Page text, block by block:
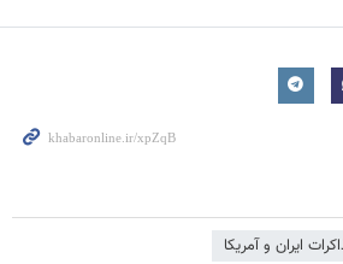
ایران و آمریکا